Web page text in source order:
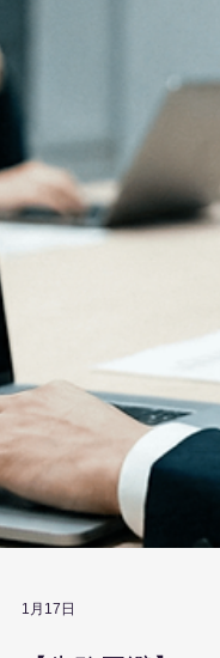
者を探せばいいですか？
今回は、年間200件以上
点から、「希望の日程で
えるためのスケジュール
の繁忙期はここ！業者が